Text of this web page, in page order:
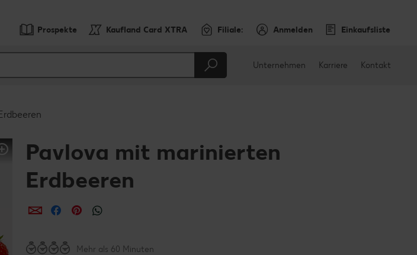
Prospekte Kaufland Card XTRA Filiale: Anmelden Einkaufsliste
Unternehmen Karriere Kontakt
Pavlova mit marinierten
Erdbeeren
per E-Mail teilen
per Facebook teilen
per Pinterest teilen
Mehr als 60 Minuten